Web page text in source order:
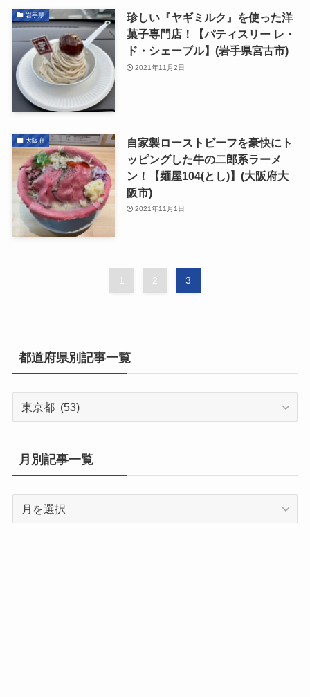
岩手県
珍しい『ヤギミルク』を使った洋
菓子専門店！【パティスリー レ・
ド・シェーブル】(岩手県宮古市)
2021年11月2日
大阪府
自家製ローストビーフを豪快にト
ッピングした牛の二郎系ラーメ
ン！【麺屋104(とし)】(大阪府大
阪市)
2021年11月1日
1 2 3
都道府県別記事一覧
県
別
一
月別記事一覧